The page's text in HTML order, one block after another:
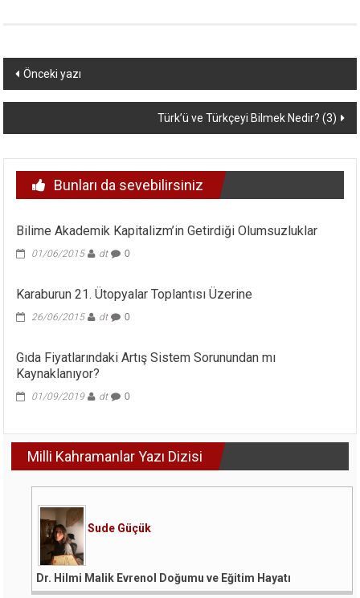
Yazı
dolaşımı
Önceki yazı
Türk’ü ve Türkçeyi Bilmek Nedir? (3)
Bunları da sevebilirsiniz
Bilime Akademik Kapitalizm’in Getirdiği Olumsuzluklar
01/06/2015 dt 0
Karaburun 21. Ütopyalar Toplantısı Üzerine
26/06/2015 dt 0
Gıda Fiyatlarındaki Artış Sistem Sorunundan mı
Kaynaklanıyor?
01/09/2019 dt 0
Milli Kahramanlar Yazı Dizisi
Sude Güçük
Dr. Hilmi Malik Evrenol Doğumu ve Eğitim Hayatı